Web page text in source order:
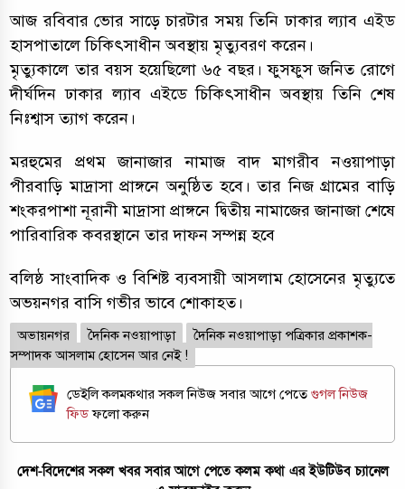
আজ রবিবার ভোর সাড়ে চারটার সময় তিনি ঢাকার ল্যাব এইড
হাসপাতালে চিকিৎসাধীন অবস্থায় মৃত্যুবরণ করেন।
মৃত্যুকালে তার বয়স হয়েছিলো ৬৫ বছর। ফুসফুস জনিত রোগে
দীর্ঘদিন ঢাকার ল্যাব এইডে চিকিৎসাধীন অবস্থায় তিনি শেষ
নিঃশ্বাস ত্যাগ করেন।
মরহুমের প্রথম জানাজার নামাজ বাদ মাগরীব নওয়াপাড়া
পীরবাড়ি মাদ্রাসা প্রাঙ্গনে অনুষ্ঠিত হবে। তার নিজ গ্রামের বাড়ি
শংকরপাশা নূরানী মাদ্রাসা প্রাঙ্গনে দ্বিতীয় নামাজের জানাজা শেষে
পারিবারিক কবরস্থানে তার দাফন সম্পন্ন হবে
বলিষ্ঠ সাংবাদিক ও বিশিষ্ট ব্যবসায়ী আসলাম হোসেনের মৃত্যুতে
অভয়নগর বাসি গভীর ভাবে শোকাহত।
অভায়নগর দৈনিক নওয়াপাড়া
দৈনিক নওয়াপাড়া পত্রিকার প্রকাশক-
সম্পাদক আসলাম হোসেন আর নেই !
ডেইলি কলমকথার সকল নিউজ সবার আগে পেতেগুগল নিউজ
ফিডফলো করুন
দেশ-বিদেশের সকল খবর সবার আগে পেতে কলম কথা এর ইউটিউব চ্যানেল